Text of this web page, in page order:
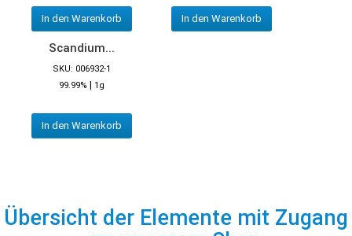
In den Warenkorb In den Warenkorb
Scandium...
SKU: 006932-1
99.99% | 1g
In den Warenkorb
Übersicht der Elemente mit Zugang